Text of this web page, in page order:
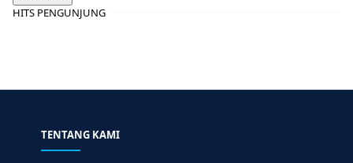
HITS PENGUNJUNG
TENTANG KAMI